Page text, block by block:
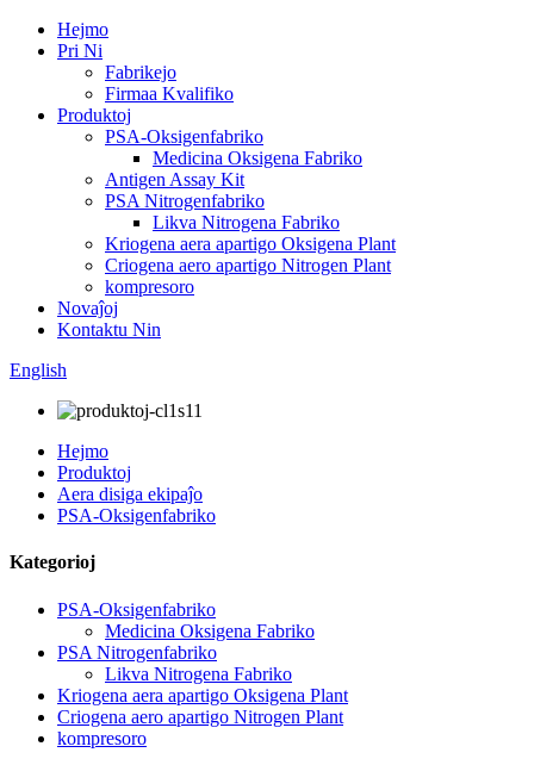
Hejmo
Pri Ni
Fabrikejo
Firmaa Kvalifiko
Produktoj
PSA-Oksigenfabriko
Medicina Oksigena Fabriko
Antigen Assay Kit
PSA Nitrogenfabriko
Likva Nitrogena Fabriko
Kriogena aera apartigo Oksigena Plant
Criogena aero apartigo Nitrogen Plant
kompresoro
Novaĵoj
Kontaktu Nin
English
Hejmo
Produktoj
Aera disiga ekipaĵo
PSA-Oksigenfabriko
Kategorioj
PSA-Oksigenfabriko
Medicina Oksigena Fabriko
PSA Nitrogenfabriko
Likva Nitrogena Fabriko
Kriogena aera apartigo Oksigena Plant
Criogena aero apartigo Nitrogen Plant
kompresoro